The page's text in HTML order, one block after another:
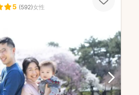
5 (592)女性